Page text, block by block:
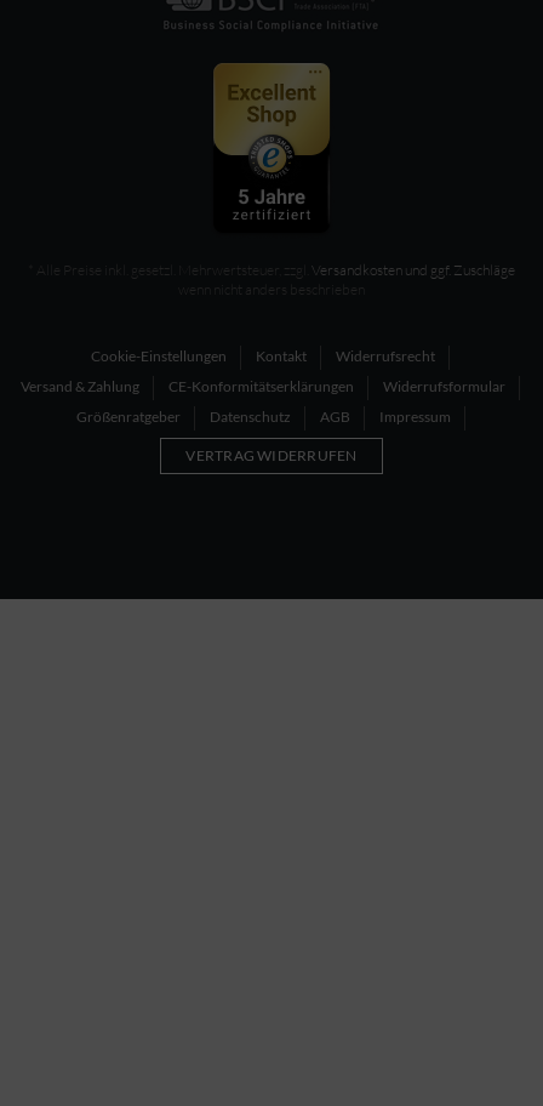
* Alle Preise inkl. gesetzl. Mehrwertsteuer, zzgl. Versandkosten und ggf. Zuschläge
wenn nicht anders beschrieben
Cookie-Einstellungen Kontakt
Widerrufsrecht
Versand & Zahlung
CE-Konformitätserklärungen
Widerrufsformular
Größenratgeber
Datenschutz AGB Impressum
VERTRAG WIDERRUFEN